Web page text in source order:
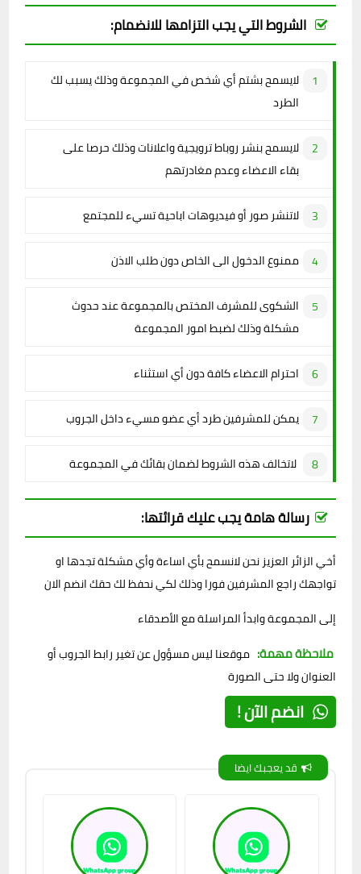
الشروط التي يجب التزامها للانضمام:
لايسمح بشتم أي شخص في المجموعة وذلك يسبب لك
الطرد
لايسمح بنشر روباط ترويجية واعلانات وذلك حرصا على
بقاء الاعضاء وعدم مغادرتهم
لاتنشر صور أو فيديوهات اباحية تسيء للمجتمع
ممنوع الدخول الى الخاص دون طلب الاذن
الشكوى للمشرف المختص بالمجموعة عند حدوث
مشكلة وذلك لضبط امور المجموعة
احترام الاعضاء كافة دون أي استثناء
يمكن للمشرفين طرد أي عضو مسيء داخل الجروب
لاتخالف هذه الشروط لضمان بقائك في المجموعة
رسالة هامة يجب عليك قرائتها:
أخي الزائر العزيز نحن لانسمح بأي اساءة وأي مشكلة تجدها او
تواجهك راجع المشرفين فورا وذلك لكي نحفظ لك حقك انضم الان
إلى المجموعة وابدأ المراسلة مع الأصدقاء
ملاحظة مهمة: موقعنا ليس مسؤول عن تغير رابط الجروب أو
العنوان ولا حتى الصورة
انضم الآن !
قد يعجبك ايضا